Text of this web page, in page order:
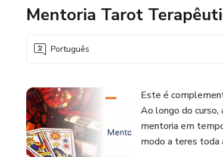
Mentoria Tarot
Português
Este é
Ao longo do
mentoria em
modo a teres toda